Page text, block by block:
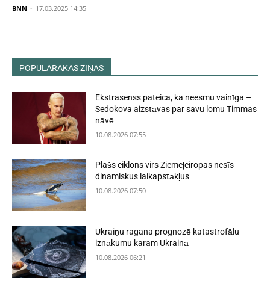
BNN - 17.03.2025 14:35
POPULĀRĀKĀS ZIŅAS
Ekstrasenss pateica, ka neesmu vainīga –
Sedokova aizstāvas par savu lomu Timmas
nāvē
10.08.2026 07:55
Plašs ciklons virs Ziemeļeiropas nesīs
dinamiskus laikapstākļus
10.08.2026 07:50
Ukraiņu ragana prognozē katastrofālu
iznākumu karam Ukrainā
10.08.2026 06:21